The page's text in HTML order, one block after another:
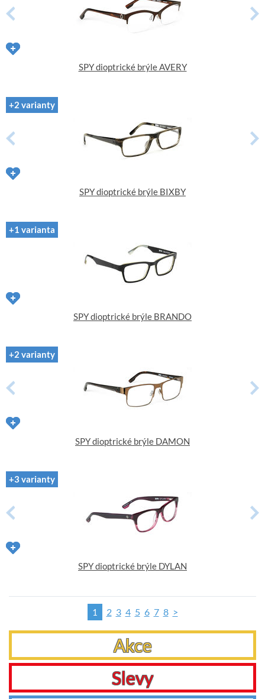
SPY dioptrické brýle AVERY
+2 varianty
SPY dioptrické brýle BIXBY
+1 varianta
SPY dioptrické brýle BRANDO
+2 varianty
SPY dioptrické brýle DAMON
+3 varianty
SPY dioptrické brýle DYLAN
1 2 3 4 5 6 7 8 >
Akce
Slevy